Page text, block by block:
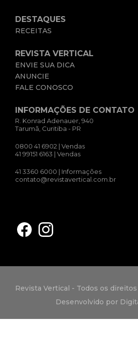
DESTAQUES
RECEITAS
REVISTA VERTICAL
ENVIE SUA DICA
ANUNCIE
FALE CONOSCO
INFORMAÇÕES DE CONTATO
R. Konrad Adenauer, 940
Tarumã, Curitiba - PR
0800 41 6902 | Vendas
41 99151 6163 | Vendas
41 3360 6000 | Informações
contato@revistavertical.com.br
Revista Vertical - Todos os
Desenvolvido por